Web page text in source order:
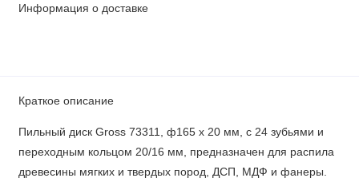
Информация о доставке
Краткое описание
Пильный диск Gross 73311, ф165 х 20 мм, с 24 зубьями и
переходным кольцом 20/16 мм, предназначен для распила
древесины мягких и твердых пород, ДСП, МДФ и фанеры.